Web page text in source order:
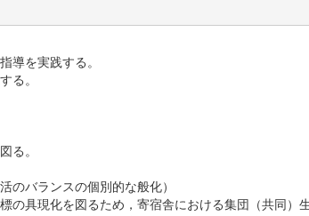
導を実践する。
る。
る。
のバランスの個別的な般化）
の具現化を図るため，寄宿舎における集団（共同）